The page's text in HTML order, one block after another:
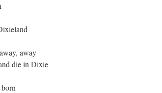
away
die in Dixie